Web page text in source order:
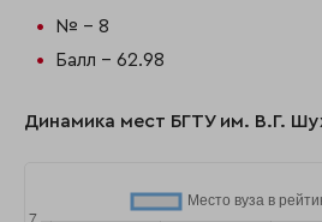
№ - 8
Балл - 62.98
Динамика мест БГТУ им. В.Г.